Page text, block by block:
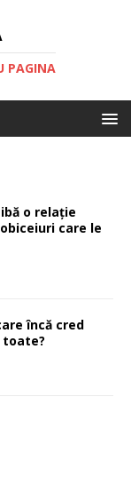
PAGINA
o relație
care le
încă cred
toate?